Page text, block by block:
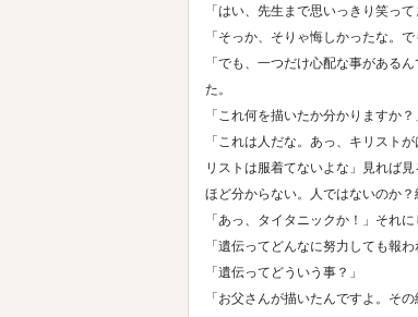
「はい、先生まで思いっきり笑って
「そっか、そりゃ悔しかったな。
「でも、一つだけ心配な事がある
た。
「これ何を描いたか分かりますか
「これは人だな。あっ、キリスト
リストは服着てないよな」見れば見
ほど分からない。人ではないのか
「あっ、タイタニックか！」それに
「遺伝ってどんなに努力しても報
「遺伝ってどういう事？」
「お父さんが描いたんですよ。その